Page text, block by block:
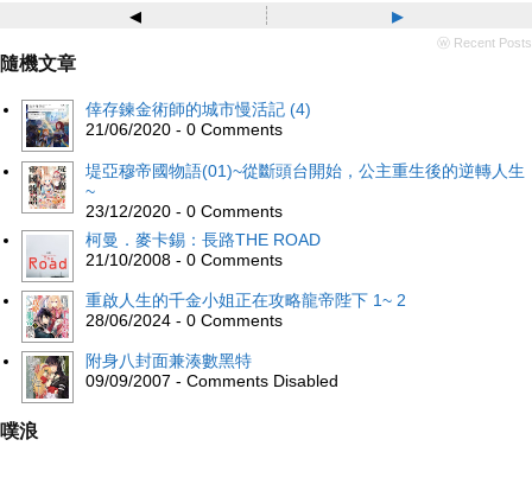
◂ ▸
ⓦ Recent Posts
隨機文章
倖存鍊金術師的城市慢活記 (4)
21/06/2020 - 0 Comments
堤亞穆帝國物語(01)~從斷頭台開始，公主重生後的逆轉人生
~
23/12/2020 - 0 Comments
柯曼．麥卡錫：長路THE ROAD
21/10/2008 - 0 Comments
重啟人生的千金小姐正在攻略龍帝陛下 1~ 2
28/06/2024 - 0 Comments
附身八封面兼湊數黑特
09/09/2007 - Comments Disabled
噗浪